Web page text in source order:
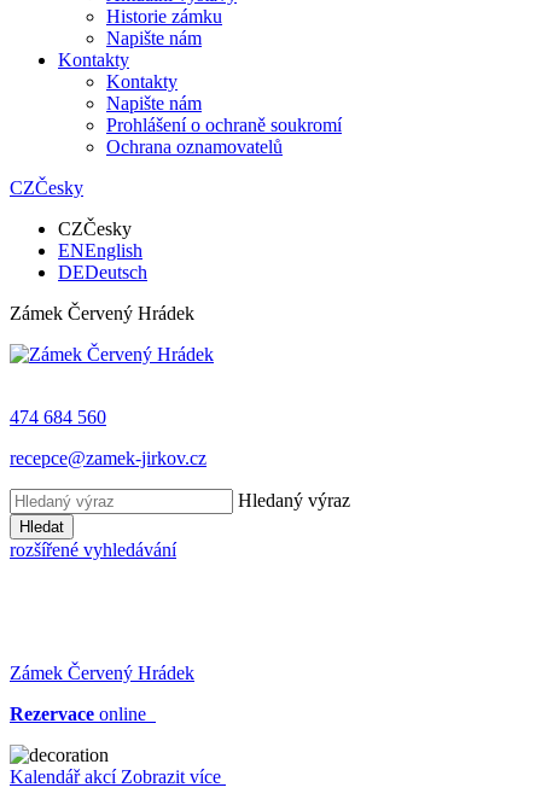
Historie zámku
Napište nám
Kontakty
Kontakty
Napište nám
Prohlášení o ochraně soukromí
Ochrana oznamovatelů
CZČesky
CZČesky
ENEnglish
DEDeutsch
Zámek Červený Hrádek
474 684 560
recepce@zamek-jirkov.cz
Hledaný výraz
Hledat
rozšířené vyhledávání
Zámek Červený Hrádek
Rezervace online
Kalendář akcí Zobrazit více